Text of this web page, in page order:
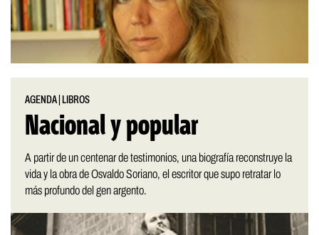
AGENDA LIBROS
Nacional y popular
A partir de un centenar de testimonios, una biografía reconstruye la
vida y la obra de Osvaldo Soriano, el escritor que supo retratar lo
más profundo del gen argento.